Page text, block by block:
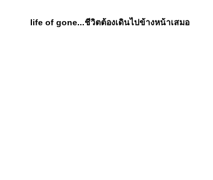
life of gone...ชีวิตต้องเดินไปข้างหน้าเสมอ